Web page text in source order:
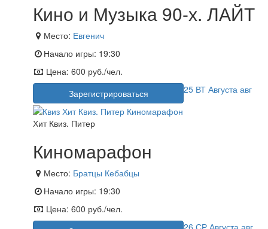
Кино и Музыка 90-х. ЛАЙТ
Место: Евгенич
Начало игры: 19:30
Цена: 600 руб./чел.
Зарегистрироваться
25 ВТ Августа авг
Хит Квиз. Питер
Киномарафон
Место: Братцы Кебабцы
Начало игры: 19:30
Цена: 600 руб./чел.
26 СР Августа авг